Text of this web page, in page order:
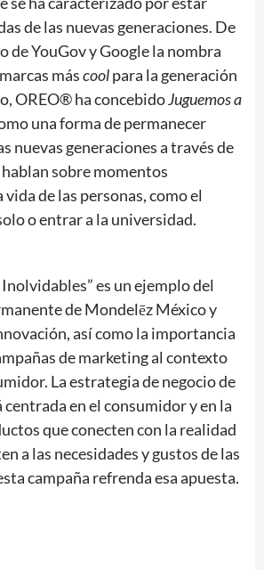
de las nuevas generaciones. De
de YouGov y Google la nombra
máscoolpara la generación
OREO® ha concebidoJuguemos a
una forma de permanecer
nuevas generaciones a través de
sobre momentos
de las personas, como el
o entrar a la universidad.
es un ejemplo del
de Mondelēz México y
así como la importancia
de marketing al contexto
La estrategia de negocio de
centrada en el consumidor y en la
que conecten con la realidad
a las necesidades y gustos de las
campaña refrenda esa apuesta.